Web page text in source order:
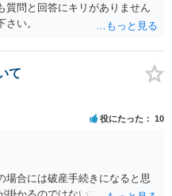
質問と回答にキリがありません
い。
て
役にたった 10
場合には破産手続きになると思
掛かるのではないでしょうか。